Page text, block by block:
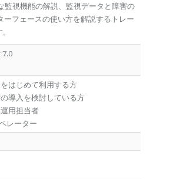
監視機能の解説、監視データと障害の
ーフェースの使い方を解説するトレー
はじめて利用する方
導入を検討している方
用担当者
レーター